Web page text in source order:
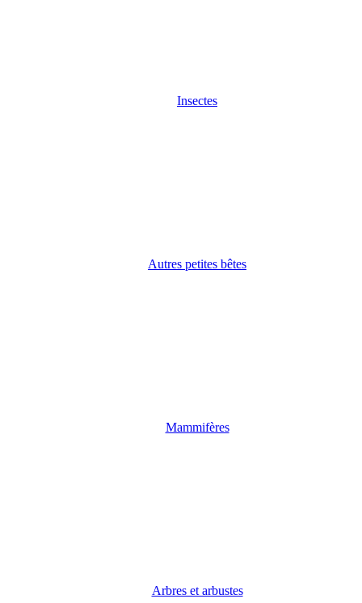
Insectes
Autres petites bêtes
Mammifères
Arbres et arbustes